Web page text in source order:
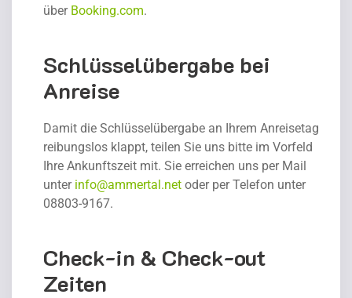
über Booking.com.
Schlüsselübergabe bei
Anreise
Damit die Schlüsselübergabe an Ihrem Anreisetag
reibungslos klappt, teilen Sie uns bitte im Vorfeld
Ihre Ankunftszeit mit. Sie erreichen uns per Mail
unter info@ammertal.net oder per Telefon unter
08803-9167.
Check-in & Check-out
Zeiten